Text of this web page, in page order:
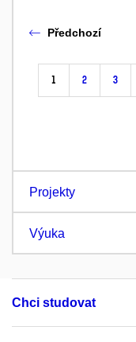
Předchozí
1 2 3
Projekty
Výuka
Chci studovat